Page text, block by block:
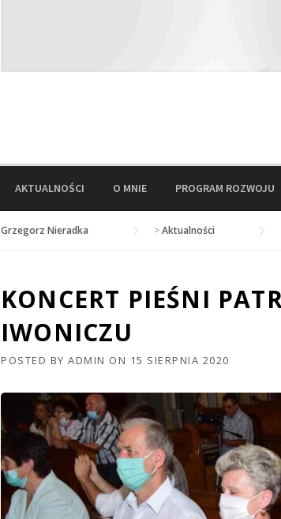
AKTUALNOŚCI O MNIE PROGRAM ROZWOJU
Grzegorz Nieradka >Aktualności
KONCERT PIEŚNI
IWONICZU
POSTED BY ADMIN ON 15 SIERPNIA 2020